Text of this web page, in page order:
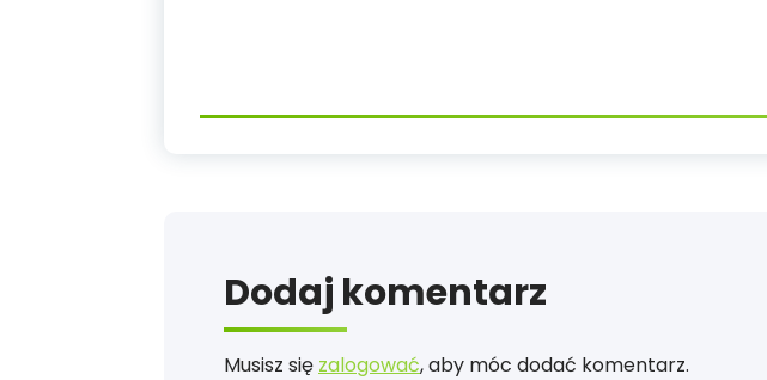
Dodaj komentarz
Musisz się zalogować, aby móc dodać komentarz.